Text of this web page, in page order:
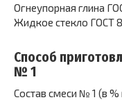
Огнеупорная глина
Жидкое стекло ГОСТ
Способ
№ 1
Состав смеси № 1 (в %